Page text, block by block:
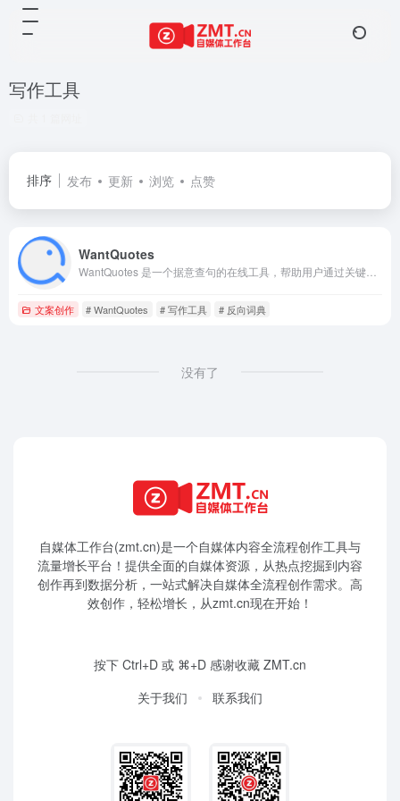
写作工具
排序 发布 更新 浏览 点赞
WantQuotes
文案创作 # WantQuotes # 写作工具 # 反向词典
没有了
自媒体工作台(zmt.cn)是一个自媒体内容全流程创作工具与
流量增长平台！提供全面的自媒体资源，从热点挖掘到内容
创作再到数据分析，一站式解决自媒体全流程创作需求。高
效创作，轻松增长，从zmt.cn现在开始！
按下 Ctrl+D 或 ⌘+D 感谢收藏 ZMT.cn
关于我们
联系我们